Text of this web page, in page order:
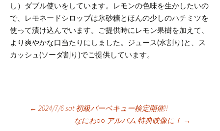
し）ダブル使いをしています。
レモンの色味を生かしたいの
で、レモネードシロップは氷砂糖とほんの少しのハチミツを
使って漬け込んでいます。ご提供時にレモン果樹を加えて、
より爽やかな口当たりにしました。 ジュース(水割り)と、ス
カッシュ(ソーダ割り)でご提供しています。
← 2024/7/6 sat 初級バーベキュー検定開催!!
なにわ○○ アルバム 特典映像に！ →